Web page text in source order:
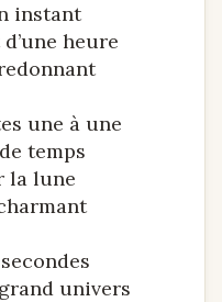
instant
heure
une à une
temps
la lune
univers